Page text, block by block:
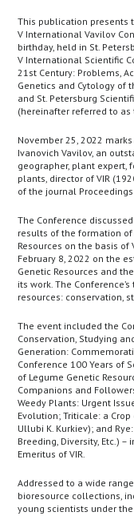
This publication presents
V International Vavilov
birthday, held in St.
V International Scientific
21st Century: Problems,
Genetics and Cytology of
and St. Petersburg
(hereinafter referred to as
November 25, 2022
Ivanovich Vavilov, an
geographer, plant
plants, director of VIR
of the journal
The Conference
results of the formation
Resources on the basis of
February 8, 2022 on the
Genetic Resources and
its work. The
resources: conservation,
The event included the
Conservation, Studying
Generation:
Conference 100 Years of
of Legume Genetic
Companions and
Weedy Plants: Urgent
Evolution; Triticale: a
Ullubi K. Kurkiev); and
Breeding, Diversity, Etc.)
Emeritus of VIR.
Addressed to a wide
bioresource collections,
young scientists under